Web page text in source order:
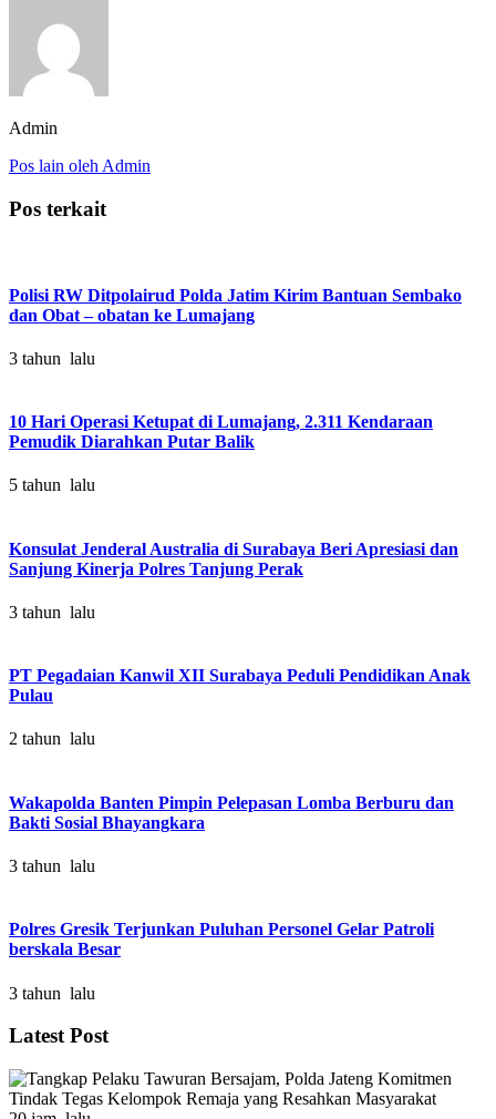
Admin
Pos lain oleh Admin
Pos terkait
Polisi RW Ditpolairud Polda Jatim Kirim Bantuan Sembako
dan Obat – obatan ke Lumajang
3 tahun lalu
10 Hari Operasi Ketupat di Lumajang, 2.311 Kendaraan
Pemudik Diarahkan Putar Balik
5 tahun lalu
Konsulat Jenderal Australia di Surabaya Beri Apresiasi dan
Sanjung Kinerja Polres Tanjung Perak
3 tahun lalu
PT Pegadaian Kanwil XII Surabaya Peduli Pendidikan Anak
Pulau
2 tahun lalu
Wakapolda Banten Pimpin Pelepasan Lomba Berburu dan
Bakti Sosial Bhayangkara
3 tahun lalu
Polres Gresik Terjunkan Puluhan Personel Gelar Patroli
berskala Besar
3 tahun lalu
Latest Post